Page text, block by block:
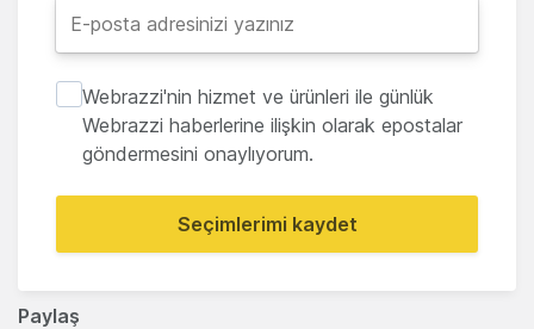
Paylaş
Webrazzi'nin hizmet ve ürünleri ile günlük
Webrazzi haberlerine ilişkin olarak epostalar
göndermesini onaylıyorum.
Seçimlerimi kaydet